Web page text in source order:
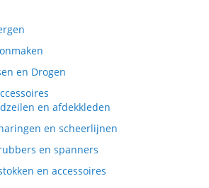
en Drogen
en afdekkleden
en scheerlijnen
en spanners
en accessoires